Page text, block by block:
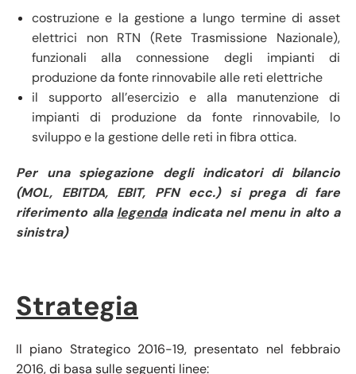
costruzione e la gestione a lungo termine di asset
elettrici non RTN (Rete Trasmissione Nazionale),
funzionali alla connessione degli impianti di
produzione da fonte rinnovabile alle reti elettriche
il supporto all’esercizio e alla manutenzione di
impianti di produzione da fonte rinnovabile, lo
sviluppo e la gestione delle reti in fibra ottica.
Per una spiegazione degli indicatori di bilancio
(MOL, EBITDA, EBIT, PFN ecc.) si prega di fare
riferimento alla legendaindicata nel menu in alto a
sinistra)
Strategia
Il piano Strategico 2016-19, presentato nel febbraio
2016, di basa sulle seguenti linee: